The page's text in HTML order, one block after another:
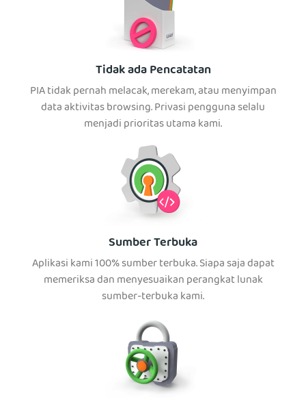
Tidak ada Pencatatan
PIA tidak pernah melacak, merekam, atau menyimpan
data aktivitas browsing. Privasi pengguna selalu
menjadi prioritas utama kami.
Sumber Terbuka
Aplikasi kami 100% sumber terbuka. Siapa saja dapat
memeriksa dan menyesuaikan perangkat lunak
sumber-terbuka kami.